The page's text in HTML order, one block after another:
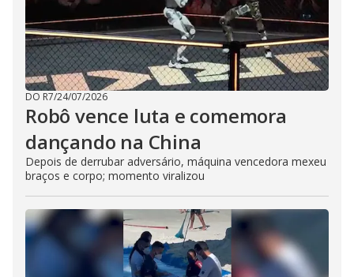
DO R7/24/07/2026
Robô vence luta e comemora
dançando na China
Depois de derrubar adversário, máquina vencedora mexeu
braços e corpo; momento viralizou